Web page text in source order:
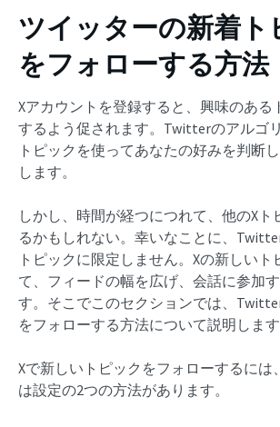
ツイッターの新着ト
をフォローする方法
Xアカウントを登録すると、興味のある
するよう促されます。Twitterのアルゴ
トピックを使ってあなたの好みを判断
します。
しかし、時間が経つにつれて、他のX
るかもしれない。幸いなことに、
トピックに限定しません。Xの新しい
て、フィードの幅を広げ、会話に参加
す。そこでこのセクションでは、
をフォローする方法について説明します
Xで新しいトピックをフォローするには
は設定の2つの方法があります。